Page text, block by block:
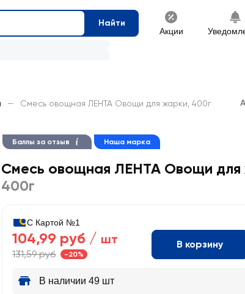
Найти
Акции
— Смесь овощная ЛЕНТА Овощи для жарки, 400г
Баллы за отзыв Наша марка
Смесь овощная ЛЕНТА Овощи для
400г
С Картой №1
104,99 руб / шт
131,59 руб -20%
В корзину
В наличии 49 шт